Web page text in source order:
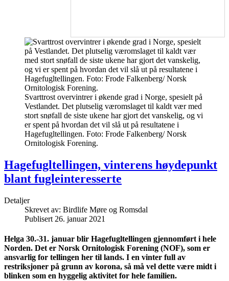
Svarttrost overvintrer i økende grad i Norge, spesielt på
Vestlandet. Det plutselig væromslaget til kaldt vær med
stort snøfall de siste ukene har gjort det vanskelig, og vi
er spent på hvordan det vil slå ut på resultatene i
Hagefugltellingen. Foto: Frode Falkenberg/ Norsk
Ornitologisk Forening.
Hagefugltellingen, vinterens høydepunkt
blant fugleinteresserte
Detaljer
Skrevet av: Birdlife Møre og Romsdal
Publisert 26. januar 2021
Helga 30.-31. januar blir Hagefugltellingen gjennomført i hele
Norden. Det er Norsk Ornitologisk Forening (NOF), som er
ansvarlig for tellingen her til lands. I en vinter full av
restriksjoner på grunn av korona, så må vel dette være midt i
blinken som en hyggelig aktivitet for hele familien.